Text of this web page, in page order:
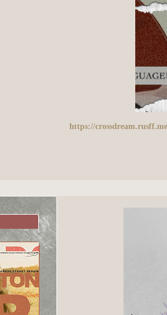
https://